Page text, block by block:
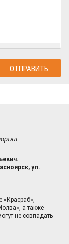
ул.
«Красраб»,
а также
не совпадать